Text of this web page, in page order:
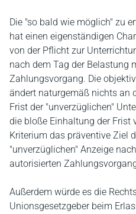
Die "so bald wie möglich" zu
hat einen eigenständigen
von der Pflicht zur
nach dem Tag der Belastung
Zahlungsvorgang. Die
ändert naturgemäß nichts an
Frist der "unverzüglichen"
die bloße Einhaltung der Frist
Kriterium das präventive Ziel
"unverzüglichen" Anzeige
autorisierten
Außerdem würde es die
Unionsgesetzgeber beim